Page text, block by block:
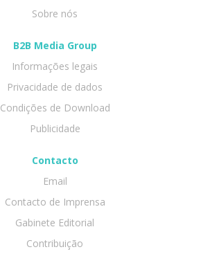
Sobre nós
B2B Media Group
Informações legais
Privacidade de dados
Condições de Download
Publicidade
Contacto
Email
Contacto de Imprensa
Gabinete Editorial
Contribuição